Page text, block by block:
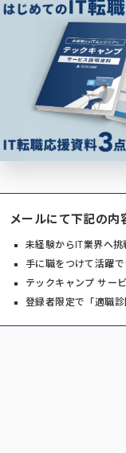
メールにて下記の内
未経験からIT業界へ
手に職をつけて活躍
テックキャンプ サー
登録者限定で「適職